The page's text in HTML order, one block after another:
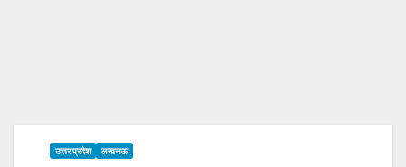
उत्तर प्रदेश लखनऊ